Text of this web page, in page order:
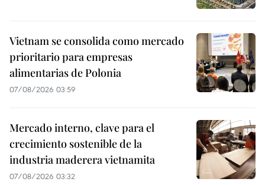
Vietnam se consolida como mercado
prioritario para empresas
alimentarias de Polonia
07/08/2026 03:59
Mercado interno, clave para el
crecimiento sostenible de la
industria maderera vietnamita
07/08/2026 03:32